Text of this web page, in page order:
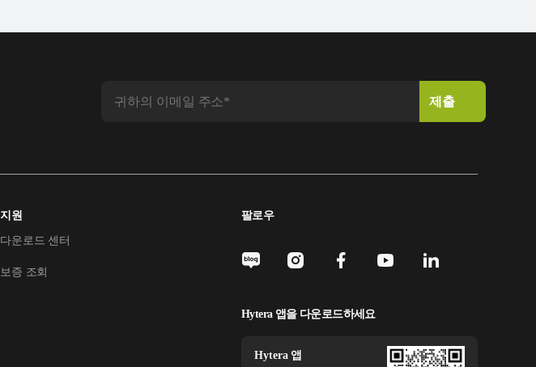
지원
다운로드 센터
보증 조회
팔로우
Hytera 앱을 다운로드하세요
Hytera 앱